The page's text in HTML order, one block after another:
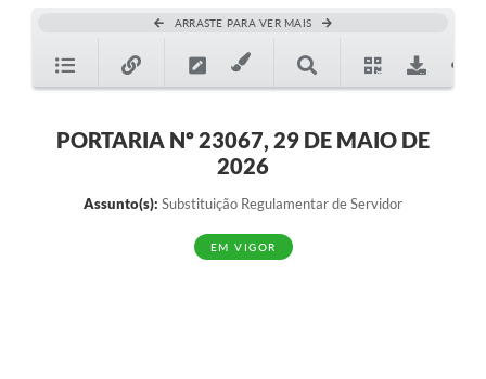
ARRASTE PARA VER MAIS
PORTARIA Nº 23067, 29 DE MAIO DE
2026
Assunto(s): Substituição Regulamentar de Servidor
EM VIGOR